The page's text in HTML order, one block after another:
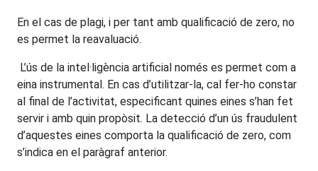
En el cas de plagi, i per tant amb qualificació de zero, no
es permet la reavaluació.
L’ús de la intel·ligència artificial només es permet com a
eina instrumental. En cas d’utilitzar-la, cal fer-ho constar
al final de l’activitat, especificant quines eines s’han fet
servir i amb quin propòsit. La detecció d’un ús fraudulent
d’aquestes eines comporta la qualificació de zero, com
s’indica en el paràgraf anterior.